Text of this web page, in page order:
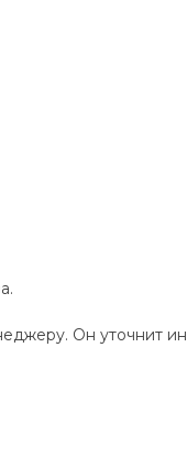
Он уточнит